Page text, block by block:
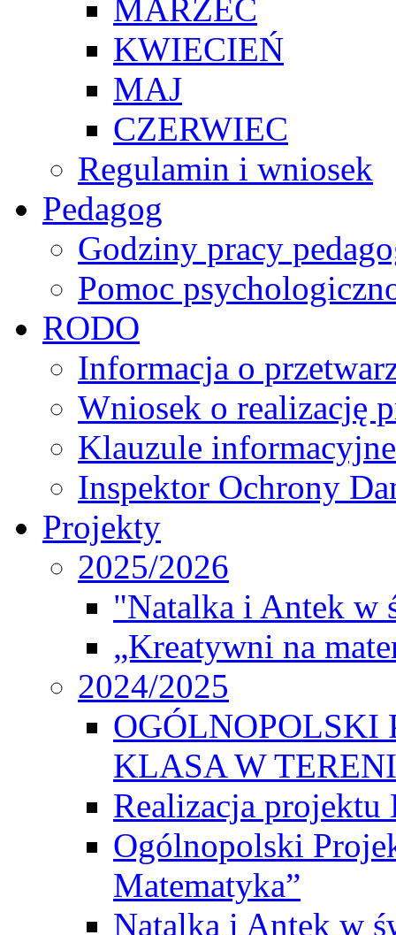
MARZEC
KWIECIEŃ
MAJ
CZERWIEC
Regulamin i wniosek
Pedagog
Godziny pracy
Pomoc
RODO
Informacja o
Wniosek o realizację
Klauzule informacyjne
Inspektor Ochrony
Projekty
2025/2026
"Natalka i Antek w
„Kreatywni na
2024/2025
OGÓLNOPOLSKI
KLASA W
Realizacja
Ogólnopolski
Matematyka”
Natalka i Antek w